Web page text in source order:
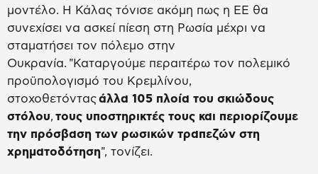
μοντέλο. Η Κάλας τόνισε ακόμη πως η ΕΕ θα
συνεχίσει να ασκεί πίεση στη Ρωσία μέχρι να
σταματήσει τον πόλεμο στην
Ουκρανία. "Καταργούμε περαιτέρω τον πολεμικό
προϋπολογισμό του Κρεμλίνου,
στοχοθετόνταςάλλα 105 πλοία του σκιώδους
στόλου, τους υποστηρικτές τους και περιορίζουμε
την πρόσβαση των ρωσικών τραπεζών στη
χρηματοδότηση", τονίζει.